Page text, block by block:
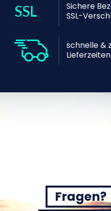
Sichere
SSL-
schnelle &
Lieferzeiten
Fragen?